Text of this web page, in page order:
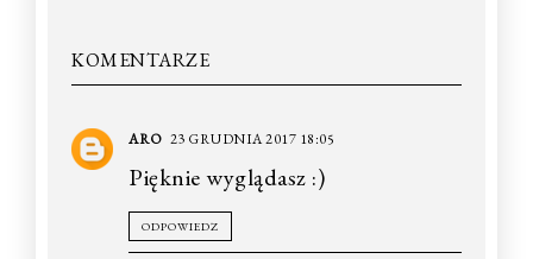
KOMENTARZE
ARO 23 GRUDNIA 2017 18:05
Pięknie wyglądasz :)
ODPOWIEDZ